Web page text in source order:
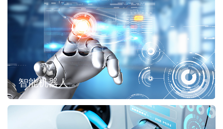
智能机器人